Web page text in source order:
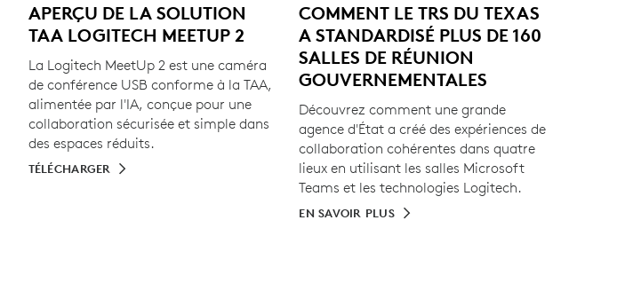
APERÇU DE LA SOLUTION
TAA LOGITECH MEETUP 2
La Logitech MeetUp 2 est une caméra
de conférence USB conforme à la TAA,
alimentée par l'IA, conçue pour une
collaboration sécurisée et simple dans
des espaces réduits.
TÉLÉCHARGER
COMMENT LE TRS DU TEXAS
A STANDARDISÉ PLUS DE 160
SALLES DE RÉUNION
GOUVERNEMENTALES
Découvrez comment une grande
agence d'État a créé des expériences de
collaboration cohérentes dans quatre
lieux en utilisant les salles Microsoft
Teams et les technologies Logitech.
EN SAVOIR PLUS